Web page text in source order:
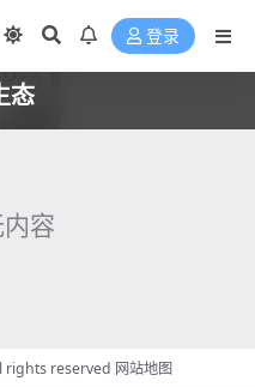
登录
态
容
rights reserved 网站地图